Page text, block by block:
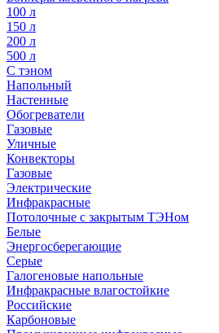
100 л
150 л
200 л
500 л
С тэном
Напольный
Настенные
Обогреватели
Газовые
Уличные
Конвекторы
Газовые
Электрические
Инфракрасные
Потолочные с закрытым ТЭНом
Белые
Энергосберегающие
Серые
Галогеновые напольные
Инфракрасные влагостойкие
Российские
Карбоновые